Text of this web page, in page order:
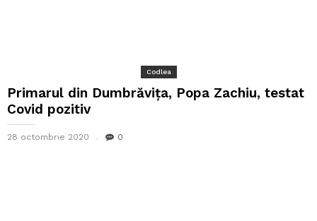
Codlea
Primarul din Dumbrăvița, Popa Zachiu, testat
Covid pozitiv
28 octombrie 2020 0